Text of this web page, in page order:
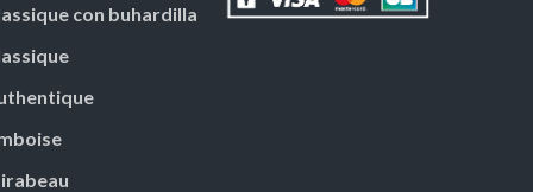
con buhardilla